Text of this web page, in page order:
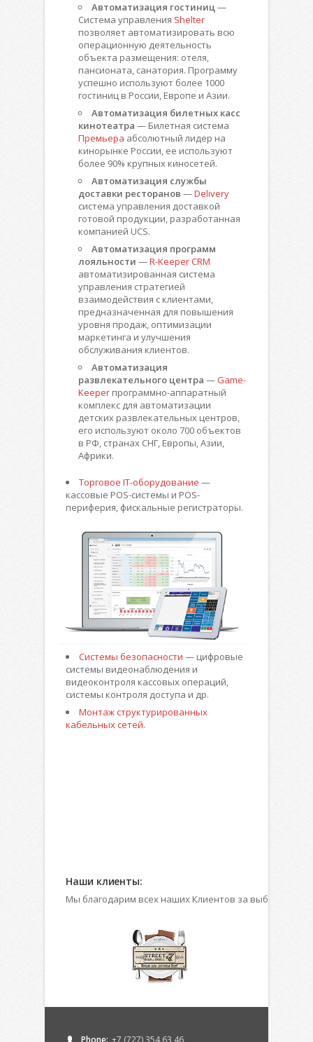
Автоматизация гостиниц—
Система управления Shelter
позволяет автоматизировать всю
операционную деятельность
объекта размещения: отеля,
пансионата, санатория. Программу
успешно используют более 1000
гостиниц в России, Европе и Азии.
Автоматизация билетных касс
кинотеатра — Билетная система
Премьера абсолютный лидер на
кинорынке России, ее используют
более 90% крупных киносетей.
Автоматизация службы
доставки ресторанов —Delivery
система управления доставкой
готовой продукции, разработанная
компанией UCS.
Автоматизация программ
лояльности —R-Keeper CRM
автоматизированная система
управления стратегией
взаимодействия с клиентами,
предназначенная для повышения
уровня продаж, оптимизации
маркетинга и улучшения
обслуживания клиентов.
Автоматизация
развлекательного центра —Game-
Keeper программно-аппаратный
комплекс для автоматизации
детских развлекательных центров,
его используют около 700 объектов
в РФ, странах СНГ, Европы, Азии,
Африки.
Торговое IT-оборудование —
кассовые POS-системы и POS-
периферия, фискальные регистраторы.
Системы безопасности — цифровые
системы видеонаблюдения и
видеоконтроля кассовых операций,
системы контроля доступа и др.
Монтаж структурированных
кабельных сетей.
Наши клиенты:
Мы благодарим всех наших Клиентов за выбор